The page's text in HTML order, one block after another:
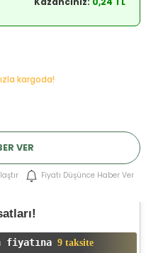
kargoda!
VER
Fiyatı Düşünce Haber Ver
fiyatına 9 taksite